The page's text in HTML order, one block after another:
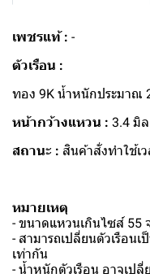
เพชรแท้ : -
ตัวเรือน :
ทอง 9K น้ำหนักประมาณ
หน้ากว้างแหวน : 3.4 มิ
สถานะ : สินค้าสั่งทำใช้เ
หมายเหตุ
- ขนาดแหวนเกินไซส์ 55
- สามารถเปลี่ยนตัวเรือน
เท่ากัน
- น้ำหนักตัวเรือน อาจเป